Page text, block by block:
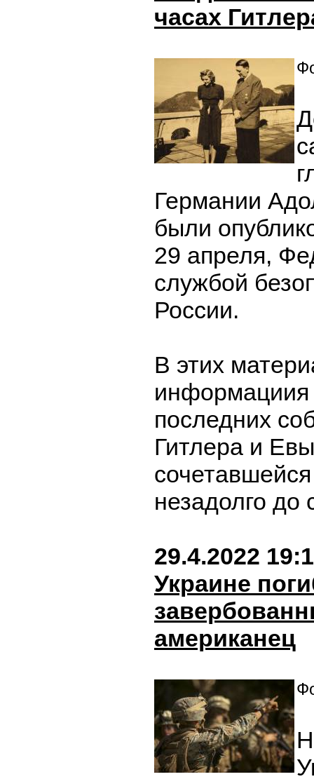
часах
Германии
были
29 апреля,
службой
России.
В этих
последних
Гитлера и
незадолго до
29.4.2022
Украине
американец